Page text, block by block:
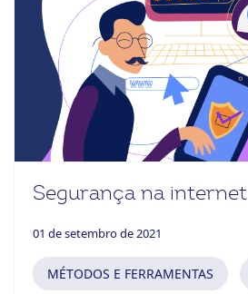
Segurança na internet
01 de setembro de 2021
MÉTODOS E FERRAMENTAS